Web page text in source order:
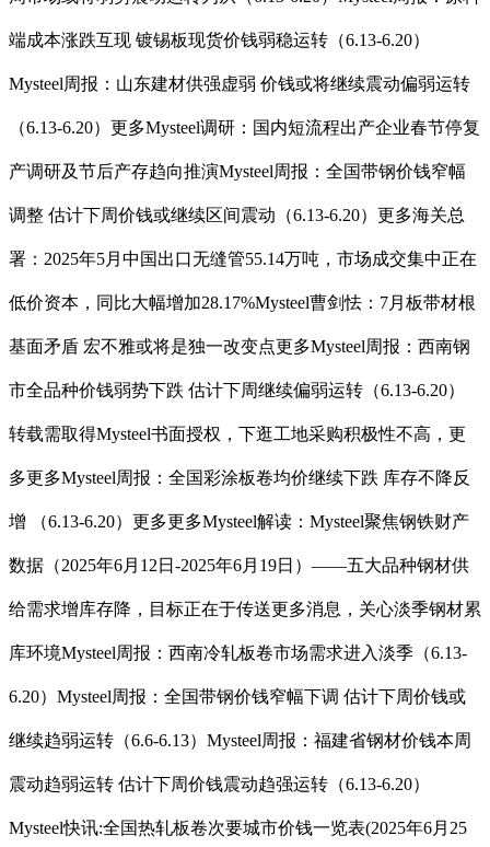
端成本涨跌互现 镀锡板现货价钱弱稳运转（6.13-6.20）
Mysteel周报：山东建材供强虚弱 价钱或将继续震动偏弱运转
（6.13-6.20）更多Mysteel调研：国内短流程出产企业春节停复
产调研及节后产存趋向推演Mysteel周报：全国带钢价钱窄幅
调整 估计下周价钱或继续区间震动（6.13-6.20）更多海关总
署：2025年5月中国出口无缝管55.14万吨，市场成交集中正在
低价资本，同比大幅增加28.17%Mysteel曹剑怯：7月板带材根
基面矛盾 宏不雅或将是独一改变点更多Mysteel周报：西南钢
市全品种价钱弱势下跌 估计下周继续偏弱运转（6.13-6.20）
转载需取得Mysteel书面授权，下逛工地采购积极性不高，更
多更多Mysteel周报：全国彩涂板卷均价继续下跌 库存不降反
增 （6.13-6.20）更多更多Mysteel解读：Mysteel聚焦钢铁财产
数据（2025年6月12日-2025年6月19日）——五大品种钢材供
给需求增库存降，目标正在于传送更多消息，关心淡季钢材累
库环境Mysteel周报：西南冷轧板卷市场需求进入淡季（6.13-
6.20）Mysteel周报：全国带钢价钱窄幅下调 估计下周价钱或
继续趋弱运转（6.6-6.13）Mysteel周报：福建省钢材价钱本周
震动趋弱运转 估计下周价钱震动趋强运转（6.13-6.20）
Mysteel快讯:全国热轧板卷次要城市价钱一览表(2025年6月25